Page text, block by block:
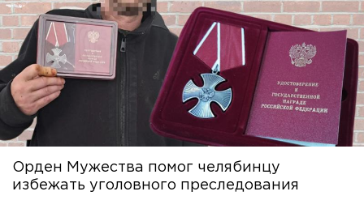
Орден Мужества помог челябинцу
избежать уголовного преследования